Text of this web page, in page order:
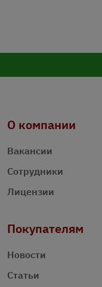
О компании
Вакансии
Сотрудники
Лицензии
Покупателям
Новости
Статьи